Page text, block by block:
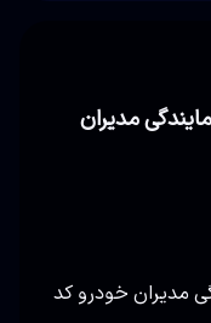
مدیران
مدیران خودرو کد